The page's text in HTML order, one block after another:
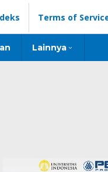
Terms of
Lainnya